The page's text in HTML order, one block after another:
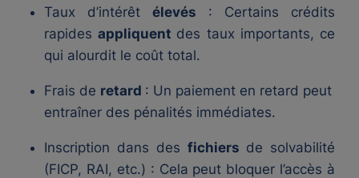
Taux d’intérêtélevés : Certains crédits
rapidesappliquent des taux importants, ce
qui alourdit le coût total.
Frais de retard : Un paiement en retard peut
entraîner des pénalités immédiates.
Inscription dans des fichiers de solvabilité
(FICP, RAI, etc.) : Cela peut bloquer l’accès à